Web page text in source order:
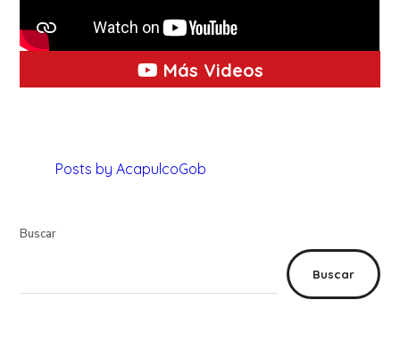
Más Videos
Posts by AcapulcoGob
Buscar
Buscar